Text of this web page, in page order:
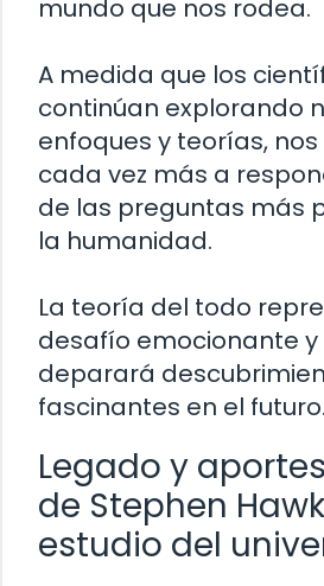
mundo que nos rodea.
A medida que los
continúan explorando
enfoques y teorías,
cada vez más a
de las preguntas más
la humanidad.
La teoría del todo
desafío emocionante y
deparará
fascinantes en el futuro.
Legado y
de Stephen
estudio del